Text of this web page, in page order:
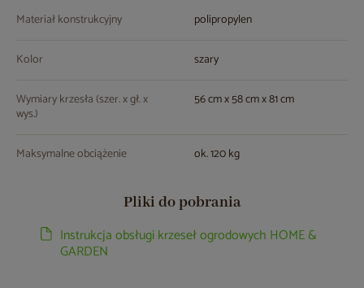
Materiał konstrukcyjny polipropylen
Kolor szary
Wymiary krzesła (szer. x gł. x
wys.)
56 cm x 58 cm x 81 cm
Maksymalne obciążenie ok. 120 kg
Pliki do pobrania
Instrukcja obsługi krzeseł ogrodowych HOME &
GARDEN